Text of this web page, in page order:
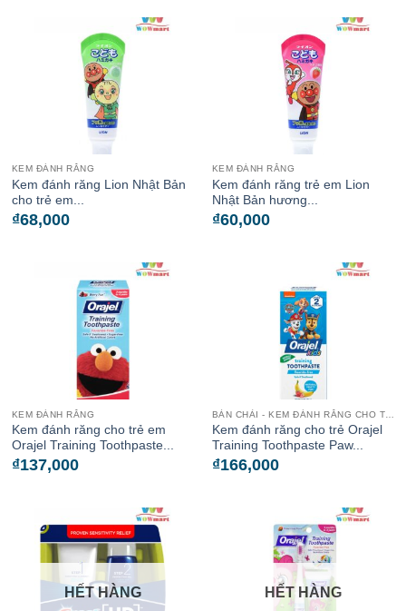
KEM ĐÁNH RĂNG
Kem đánh răng Lion Nhật Bản
cho trẻ em...
₫68,000
KEM ĐÁNH RĂNG
Kem đánh răng trẻ em Lion
Nhật Bản hương...
₫60,000
KEM ĐÁNH RĂNG
Kem đánh răng cho trẻ em
Orajel Training Toothpaste...
₫137,000
Kem đánh răng cho trẻ Orajel
Training Toothpaste Paw...
₫166,000
HẾT HÀNG HẾT HÀNG